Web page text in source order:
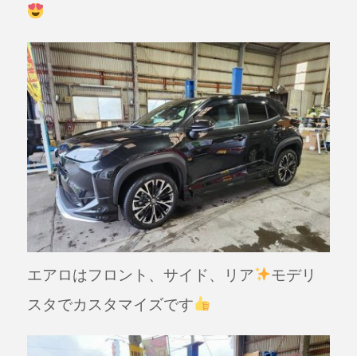
o
k
エアロはフロント、サイド、リア
モデリ
スタでカスタマイズです